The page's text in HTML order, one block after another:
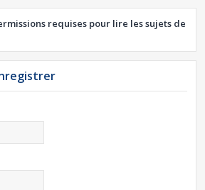
requises pour lire les sujets de